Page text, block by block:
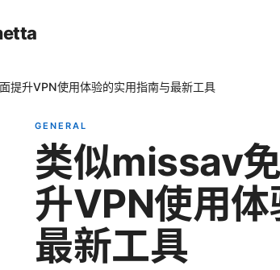
提升VPN使用体验的实用指南与最新工具
GENERAL
类似missav
升VPN使用
最新工具